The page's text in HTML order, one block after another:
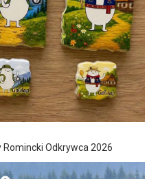
Odkrywca 2026